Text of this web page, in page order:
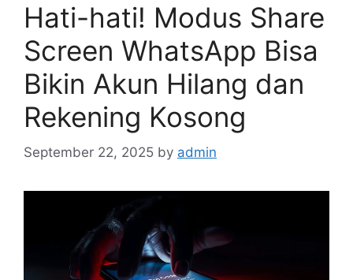
Hati-hati! Modus Share
Screen WhatsApp Bisa
Bikin Akun Hilang dan
Rekening Kosong
September 22, 2025 by admin